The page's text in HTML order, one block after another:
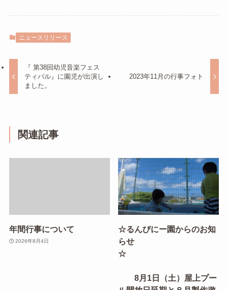
ニュースリリース
『 第38回幼児音楽フェス
ティバル』に園児が出演し
ました。
2023年11月の行事フォト
関連記事
年間行事について
2026年8月4日
☆るんびにー園からのお知
らせ
☆
8月1日（土）屋上プー